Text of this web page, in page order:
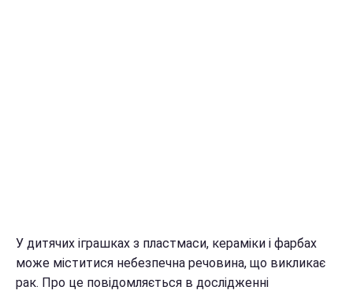
У дитячих іграшках з пластмаси, кераміки і фарбах
може міститися небезпечна речовина, що викликає
рак. Про це повідомляється в дослідженні